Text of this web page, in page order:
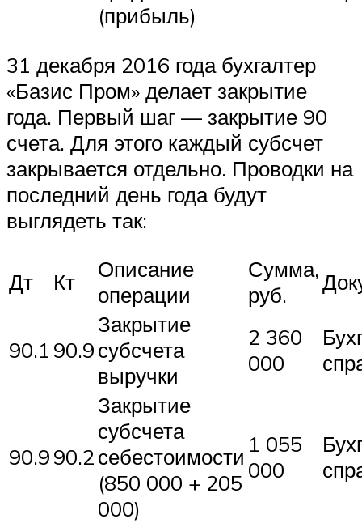
(прибыль)
31 декабря 2016 года бухгалтер
«Базис Пром» делает закрытие
года. Первый шаг — закрытие 90
счета. Для этого каждый субсчет
закрывается отдельно. Проводки на
последний день года будут
выглядеть так:
Дт Кт
Описание
операции
Сумма,
руб.
90.1 90.9
Закрытие
субсчета
выручки
2 360
000
90.990.2
Закрытие
субсчета
себестоимости
(850 000 + 205
000)
1 055
000